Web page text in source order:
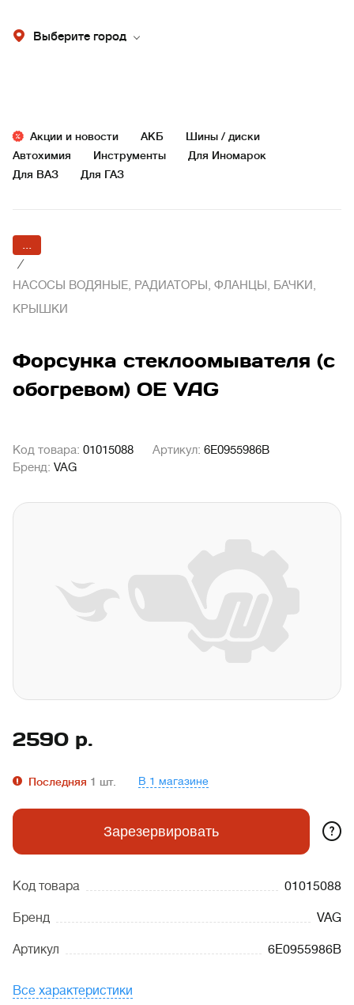
Выберите город
Акции и новости АКБ
Шины / диски
Автохимия
Инструменты
Для Иномарок
Для ВАЗ
Для ГАЗ
...
/
НАСОСЫ ВОДЯНЫЕ, РАДИАТОРЫ, ФЛАНЦЫ, БАЧКИ,
КРЫШКИ
Форсунка стеклоомывателя (с
обогревом) OE VAG
Код товара: 01015088 Артикул: 6E0955986B
Бренд: VAG
2590 р.
Последняя 1 шт. В 1 магазине
Зарезервировать ?
Код товара 01015088
Бренд VAG
Артикул 6E0955986B
Все характеристики